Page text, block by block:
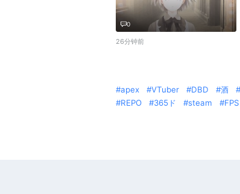
0
26分钟前
apex VTuber DBD 酒
REPO
365ド steam FPS